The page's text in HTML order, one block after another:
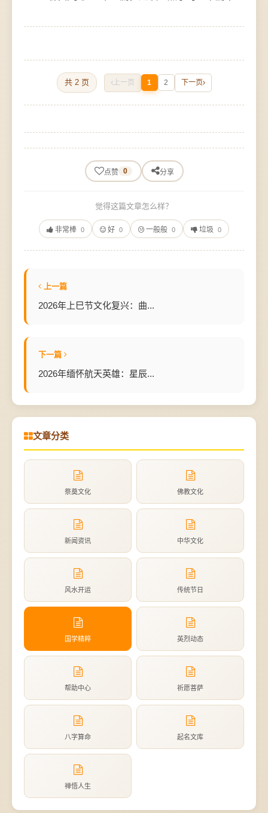
共 2 页 上一页 1 2 下一页
点赞 0 分享
觉得这篇文章怎么样？
非常棒 0 好 0 一般般 0 垃圾 0
上一篇
2026年上巳节文化复兴：曲...
下一篇
2026年缅怀航天英雄：星辰...
文章分类
祭奠文化 佛教文化
新闻资讯 中华文化
风水开运 传统节日
国学精粹 英烈动态
帮助中心 祈愿菩萨
八字算命 起名文库
禅悟人生